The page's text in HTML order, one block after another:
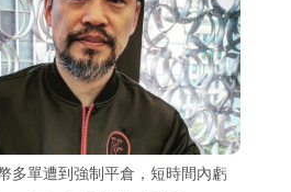
多單遭到強制平倉，短時間內虧